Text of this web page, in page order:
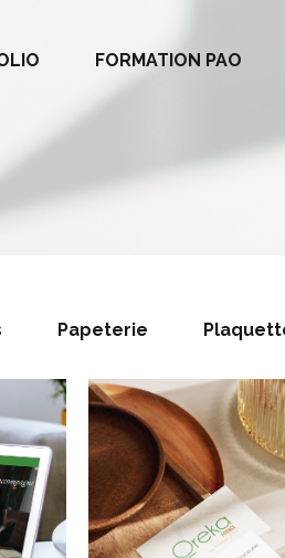
FORMATION PAO
Papeterie